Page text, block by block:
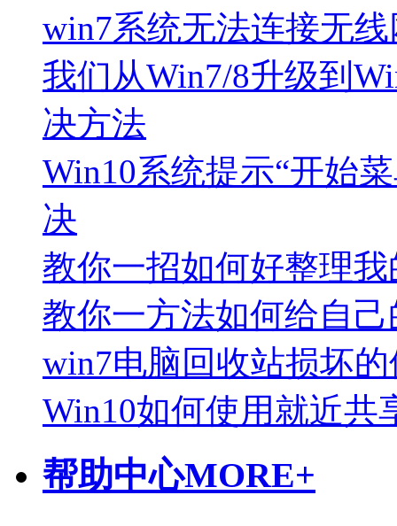
win7系统无法连接无
我们从Win7/8升级到
决方法
Win10系统提示“开始
决
教你一招如何好整理我
教你一方法如何给自
win7电脑回收站损坏
Win10如何使用就近共
帮助中心MORE+